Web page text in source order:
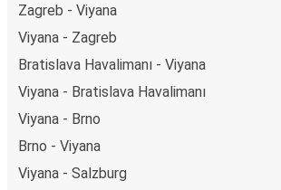
Zagreb - Viyana
Viyana - Zagreb
Bratislava Havalimanı - Viyana
Viyana - Bratislava Havalimanı
Viyana - Brno
Brno - Viyana
Viyana - Salzburg